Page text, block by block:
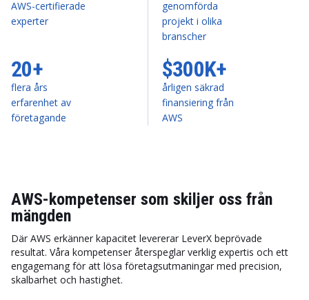
20+
flera års
erfarenhet av
företagande
AWS-certifierade
experter
genomförda
projekt i olika
branscher
$300K+
årligen säkrad
finansiering från
AWS
AWS-kompetenser som skiljer oss från
mängden
Där AWS erkänner kapacitet levererar LeverX beprövade
resultat. Våra kompetenser återspeglar verklig expertis och ett
engagemang för att lösa företagsutmaningar med precision,
skalbarhet och hastighet.